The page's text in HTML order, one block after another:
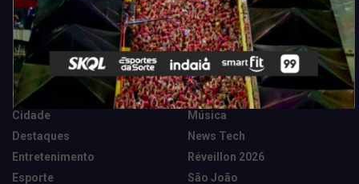
Categorias
Camarote Vip Junino
Cidade
Destaques
Entretenimento
Esporte
Marketing E Negócios
Música
News Tech
Réveillon 2026
São João